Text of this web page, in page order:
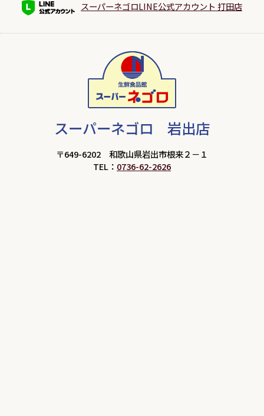
スーパーネゴロLINE公式アカウント 打田店
スーパーネゴロ 岩出店
〒649-6202 和歌山県岩出市根来２－１
TEL： 0736-62-2626